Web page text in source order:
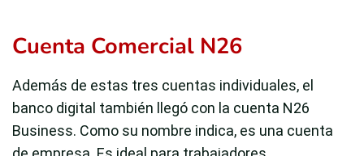
Cuenta Comercial N26
Además de estas tres cuentas individuales, el
banco digital también llegó con la cuenta N26
Business. Como su nombre indica, es una cuenta